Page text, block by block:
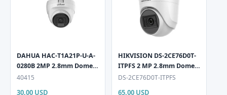
DAHUA HAC-T1A21P-U-A-
0280B 2MP 2.8mm Dome
Sesli HD-CVI Güvenlik
40415
30,00 USD
HIKVISION DS-2CE76D0T-
ITPFS 2 MP 2.8mm Dome
Güvenlik Kamerasi
DS-2CE76D0T-ITPFS
65,00 USD